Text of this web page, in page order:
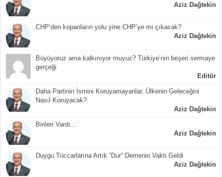
Aziz Dağtekin
CHP’den kopanların yolu yine CHP’ye mi çıkacak?
Aziz Dağtekin
Büyüyoruz ama kalkınıyor muyuz? Türkiye’nin beşeri sermaye
gerçeği
Editör
Daha Partinin İsmini Koruyamayanlar, Ülkenin Geleceğini
Nasıl Koruyacak?
Aziz Dağtekin
Birileri Vardı…
Aziz Dağtekin
Duygu Tüccarlarına Artık “Dur” Demenin Vakti Geldi
Aziz Dağtekin